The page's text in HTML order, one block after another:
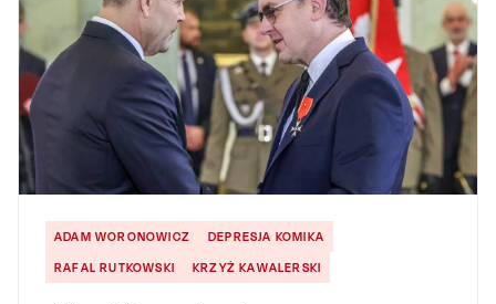
ADAM WORONOWICZ
DEPRESJA KOMIKA
RAFAL RUTKOWSKI
KRZYŻ KAWALERSKI